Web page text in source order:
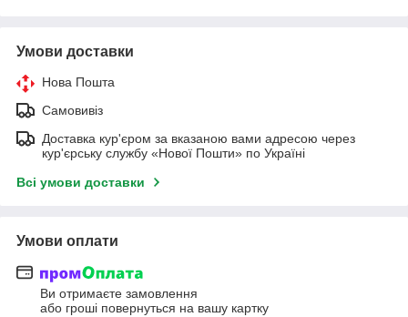
Умови доставки
Нова Пошта
Самовивіз
Доставка кур'єром за вказаною вами адресою через
кур'єрську службу «Нової Пошти» по Україні
Всі умови доставки
Умови оплати
Ви отримаєте замовлення
або гроші повернуться на вашу картку